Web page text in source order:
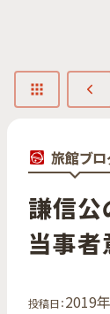
旅館ブロ
謙信公
当事者
投稿日：2019